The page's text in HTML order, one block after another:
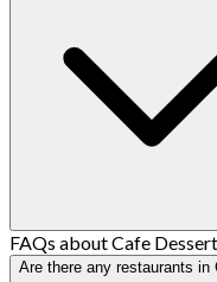
FAQs about Cafe
Are there any restaurants